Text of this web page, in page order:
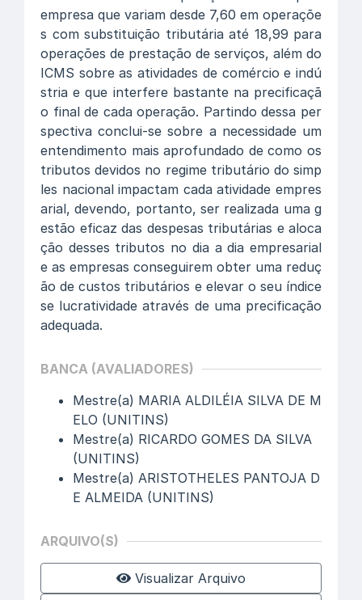
empresa que variam desde 7,60 em operaçõe
s com substituição tributária até 18,99 para
operações de prestação de serviços, além do
ICMS sobre as atividades de comércio e indú
stria e que interfere bastante na precificaçã
o final de cada operação. Partindo dessa per
spectiva conclui-se sobre a necessidade um
entendimento mais aprofundado de como os
tributos devidos no regime tributário do simp
les nacional impactam cada atividade empres
arial, devendo, portanto, ser realizada uma g
estão eficaz das despesas tributárias e aloca
ção desses tributos no dia a dia empresarial
e as empresas conseguirem obter uma reduç
ão de custos tributários e elevar o seu índice
se lucratividade através de uma precificação
adequada.
BANCA (AVALIADORES)
Mestre(a) MARIA ALDILÉIA SILVA DE M
ELO (UNITINS)
Mestre(a) RICARDO GOMES DA SILVA
(UNITINS)
Mestre(a) ARISTOTHELES PANTOJA D
E ALMEIDA (UNITINS)
ARQUIVO(S)
Visualizar Arquivo